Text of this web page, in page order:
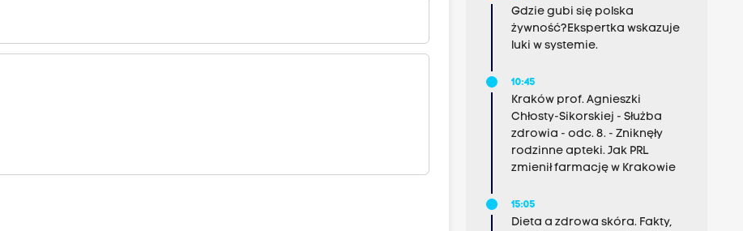
Gdzie gubi się polska
żywność?Ekspertka wskazuje
luki w systemie.
10:45
Kraków prof. Agnieszki
Chłosty-Sikorskiej - Służba
zdrowia - odc. 8. - Zniknęły
rodzinne apteki. Jak PRL
zmienił farmację w Krakowie
15:05
Dieta a zdrowa skóra. Fakty,